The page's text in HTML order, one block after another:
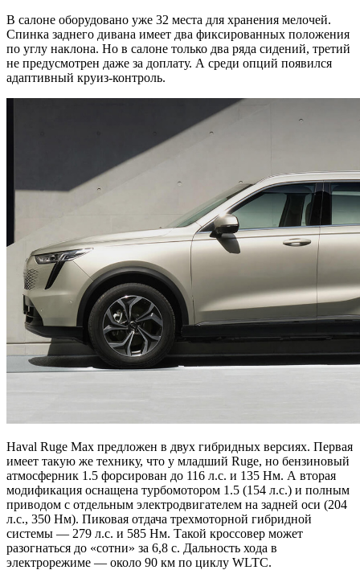
В салоне оборудовано уже 32 места для хранения мелочей.
Спинка заднего дивана имеет два фиксированных положения
по углу наклона. Но в салоне только два ряда сидений, третий
не предусмотрен даже за доплату. А среди опций появился
адаптивный круиз-контроль.
Haval Ruge Max предложен в двух гибридных версиях. Первая
имеет такую же технику, что у младший Ruge, но бензиновый
атмосферник 1.5 форсирован до 116 л.с. и 135 Нм. А вторая
модификация оснащена турбомотором 1.5 (154 л.с.) и полным
приводом с отдельным электродвигателем на задней оси (204
л.с., 350 Нм). Пиковая отдача трехмоторной гибридной
системы — 279 л.с. и 585 Нм. Такой кроссовер может
разогнаться до «сотни» за 6,8 с. Дальность хода в
электрорежиме — около 90 км по циклу WLTC.